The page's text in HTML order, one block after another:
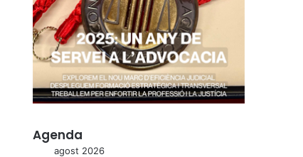
Agenda
agost 2026